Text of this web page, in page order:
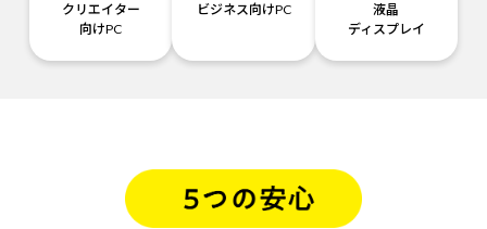
クリエイター
向けPC
ビジネス向けPC
液晶
ディスプレイ